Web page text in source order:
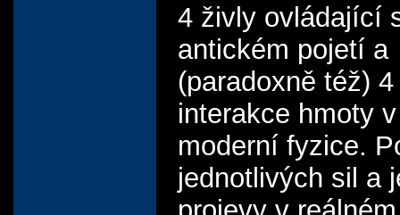
4 živly ovládající
antickém pojetí a
(paradoxně též) 4
interakce hmoty v
moderní fyzice.
jednotlivých sil a